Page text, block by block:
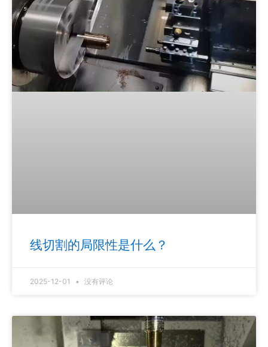
线切割的局限性是什么？
2025-12-01 没有评论